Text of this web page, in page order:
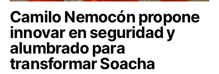
Camilo Nemocón propone
innovar en seguridad y
alumbrado para
transformar Soacha